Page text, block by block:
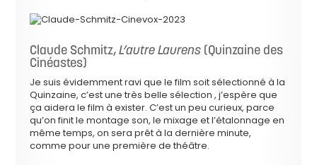
Claude Schmitz,L’autre Laurens (Quinzaine des
Cinéastes)
Je suis évidemment ravi que le film soit sélectionné à la
Quinzaine, c’est une très belle sélection , j’espère que
ça aidera le film à exister. C’est un peu curieux, parce
qu’on finit le montage son, le mixage et l’étalonnage en
même temps, on sera prêt à la dernière minute,
comme pour une première de théâtre.